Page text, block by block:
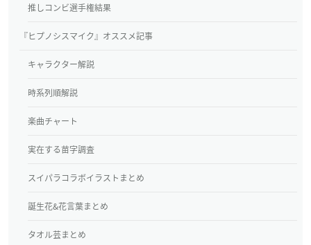
推しコンビ選手権結果
『ヒプノシスマイク』オススメ記事
キャラクター解説
時系列順解説
楽曲チャート
実在する苗字調査
スイパラコラボイラストまとめ
誕生花&花言葉まとめ
タオル芸まとめ